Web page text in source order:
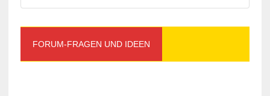
FORUM-FRAGEN UND IDEEN